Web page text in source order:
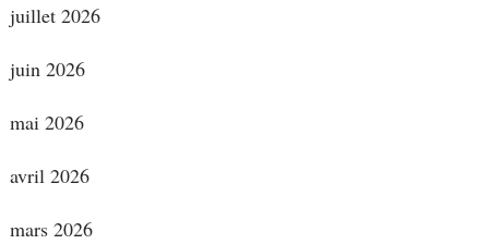
juillet 2026
juin 2026
mai 2026
avril 2026
mars 2026